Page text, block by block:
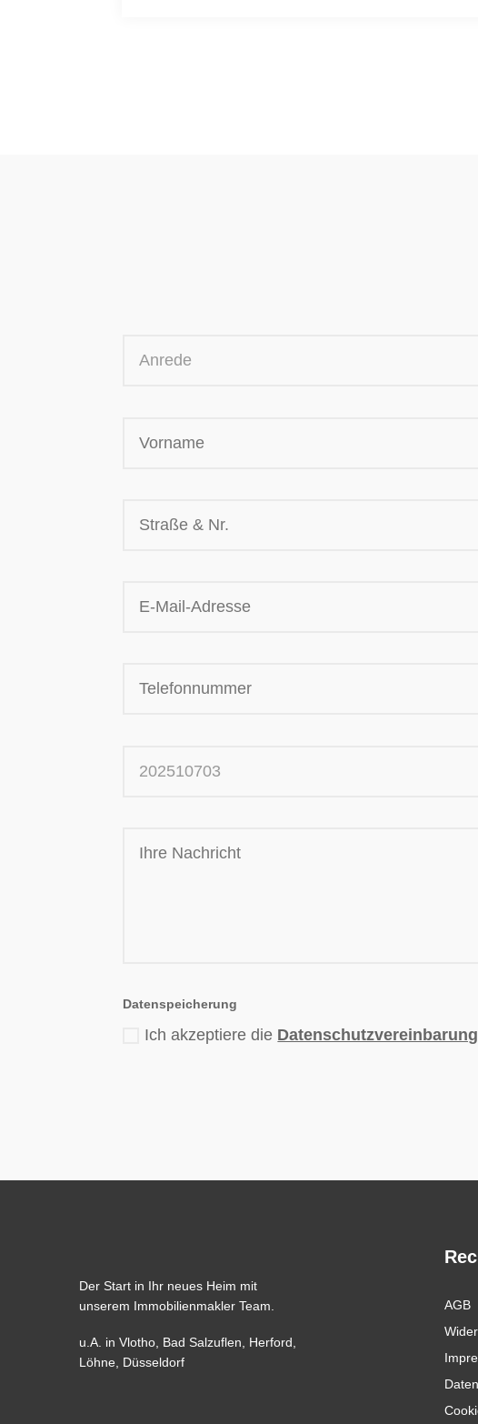
Datenspeicherung
Ich akzeptiere die Datenschutzvereinbarung
Der Start in Ihr neues Heim mit
unserem Immobilienmakler Team.
u.A. in Vlotho Bad Salzuflen Herford
Löhne, Düsseldorf
AGB